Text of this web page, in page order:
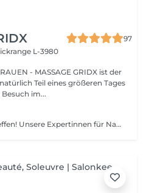
97
L-3980
MASSAGE GRIDX ist der
Teil eines größeren Tages
im...
Wo Nägel auf Kreativität treffen! Unsere Expertinnen für Nagelkunst gestalten designs jeder komplexität und erwecken Ihre Vision mit Präzision und Kunstfertigkeit zum Leben. Ob Sie von einer Klassischen french-manicure, Einem schicken verlauf oder filigranen zeichnungen auf einzelnen Nägeln träumen Wir setzen Ihre Wünsche um. Für Eine makellose french-manicure, faszinierenden cat-eye-effekt, atemberaubendes chrom-puder oder eleganten baby-boomer-verlauf sorgen Wir dafür, dass jeder nagel Ein echtes kunstwerk wird. bevorzugen Sie ein einzigartiges design auf nur wenigen Nägeln? Kein Problem! Sie können Ihr design ganz individuell anpassen und einen einzigartigen look kreieren, der genauso individuell ist wie sie. Lassen Sie Ihre Nägel Ihren stil sprechen!